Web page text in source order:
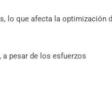
lo que afecta la optimización
pesar de los esfuerzos